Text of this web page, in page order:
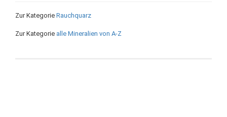
Zur Kategorie Rauchquarz
Zur Kategorie alle Mineralien von A-Z